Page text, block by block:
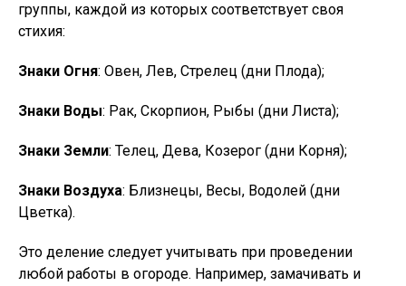
группы, каждой из которых соответствует своя
стихия:
Знаки Огня: Овен, Лев, Стрелец (дни Плода);
Знаки Воды: Рак, Скорпион, Рыбы (дни Листа);
Знаки Земли: Телец, Дева, Козерог (дни Корня);
Знаки Воздуха: Близнецы, Весы, Водолей (дни
Цветка).
Это деление следует учитывать при проведении
любой работы в огороде. Например, замачивать и